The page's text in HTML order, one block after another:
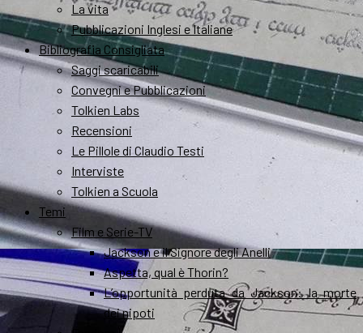
La vita
Pubblicazioni Inglesi e Italiane
Bibliografia Consigliata
Saggi scaricabili
Convegni e Pubblicazioni
Tolkien Labs
Recensioni
Le Pillole di Claudio Testi
Interviste
Tolkien a Scuola
Temi
Film e Serie-TV
Jackson e il Signore degli Anelli
Aspetta, qual è Thorin?
L’opportunità perduta da Jackson: la morte
dei nipoti